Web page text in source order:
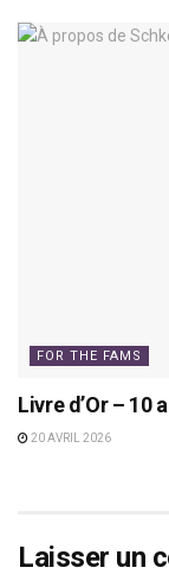
FOR THE FAMS
Livre d’Or – 10
20 AVRIL 2026
Laisser un